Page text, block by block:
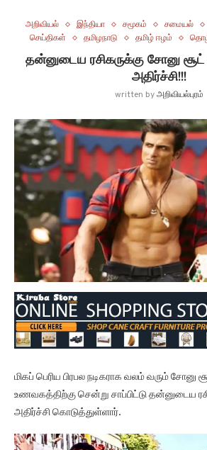
அறிவியல் இந்தியா சமூகம் சமையல்
செய்திகள்
தமிழநாடு தமிழ் ஈழம்
தன்னுடைய ரசிகருக்கு சோனு
அதிர்ச்சி!!!
written byஅறிவியல்புரம்
மிகப் பெரிய பிரபல நடிகராக வலம் வரும் சோனு
உணவகத்திற்கு சென்று சாப்பிட்டு தன்னுடைய
அதிர்ச்சி கொடுத்துள்ளார்.